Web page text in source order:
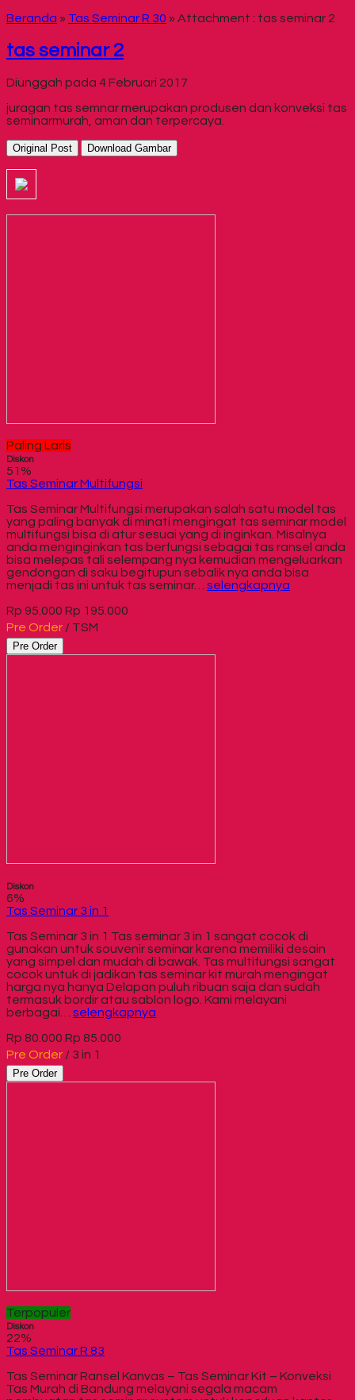
Beranda » Tas Seminar R 30 » Attachment : tas seminar 2
tas seminar 2
Diunggah pada 4 Februari 2017
juragan tas semnar merupakan produsen dan konveksi tas
seminarmurah, aman dan terpercaya.
Original Post Download Gambar
Paling Laris
Diskon
51%
Tas Seminar Multifungsi
Tas Seminar Multifungsi merupakan salah satu model tas
yang paling banyak di minati mengingat tas seminar model
multifungsi bisa di atur sesuai yang di inginkan. Misalnya
anda menginginkan tas berfungsi sebagai tas ransel anda
bisa melepas tali selempang nya kemudian mengeluarkan
gendongan di saku begitupun sebalik nya anda bisa
menjadi tas ini untuk tas seminar… selengkapnya
Rp 95.000 Rp 195.000
Pre Order / TSM
Pre Order
Diskon
6%
Tas Seminar 3 in 1
Tas Seminar 3 in 1 Tas seminar 3 in 1 sangat cocok di
gunakan untuk souvenir seminar karena memiliki desain
yang simpel dan mudah di bawak. Tas multifungsi sangat
cocok untuk di jadikan tas seminar kit murah mengingat
harga nya hanya Delapan puluh ribuan saja dan sudah
termasuk bordir atau sablon logo. Kami melayani
berbagai… selengkapnya
Rp 80.000 Rp 85.000
Pre Order / 3 in 1
Pre Order
Terpopuler
Diskon
22%
Tas Seminar R 83
Tas Seminar Ransel Kanvas – Tas Seminar Kit – Konveksi
Tas Murah di Bandung melayani segala macam